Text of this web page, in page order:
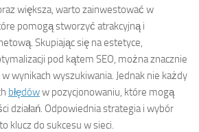
większa, warto zainwestować w
pomogą stworzyć atrakcyjną i
Skupiając się na estetyce,
pod kątem SEO, można znacznie
wynikach wyszukiwania. Jednak nie każdy
błędóww pozycjonowaniu, które mogą
działań. Odpowiednia strategia i wybór
klucz do sukcesu w sieci.